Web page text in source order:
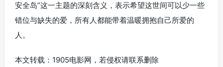
安全岛”这一主题的深刻含义，表示希望这世间可以少一些
错位与缺失的爱，所有人都能带着温暖拥抱自己所爱的
人。
本文转载：1905电影网，若侵权请联系删除